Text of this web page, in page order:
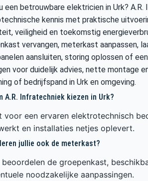
een betrouwbare elektricien in Urk?
kennis met praktische
veiligheid en toekomstig
vervangen, meterkast aanpassen,
aansluiten, storing oplossen of
voor duidelijk advies, nette montage
of bedrijfspand in Urk en omgeving.
A.R. Infratechniek kiezen in Urk?
voor een ervaren elektrotechnisch
en installaties netjes oplevert.
jullie ook de meterkast?
de groepenkast,
noodzakelijke aanpassingen.